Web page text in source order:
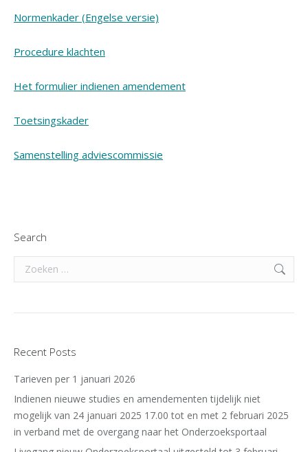
Normenkader (Engelse versie)
Procedure klachten
Het formulier indienen amendement
Toetsingskader
Samenstelling adviescommissie
Search
Search:
Recent Posts
Tarieven per 1 januari 2026
Indienen nieuwe studies en amendementen tijdelijk niet
mogelijk van 24 januari 2025 17.00 tot en met 2 februari 2025
in verband met de overgang naar het Onderzoeksportaal